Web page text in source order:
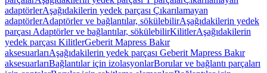
adaptörlerAşağıdakilerin yedek parçası Çıkarılamayan
adaptörlerAdaptörler ve bağlantılar, sökülebilirAşağıdakilerin yedek
parçası Adaptörler ve bağlantılar, sökülebilirKilitlerAşağıdakilerin
yedek parçası KilitlerGeberit Mapress Bakır
aksesuarlarıAşağıdakilerin yedek parçası Geberit Mapress Bakır
aksesuarlarıBağlantılar için izolasyonlarBorular ve bağlantı parçaları